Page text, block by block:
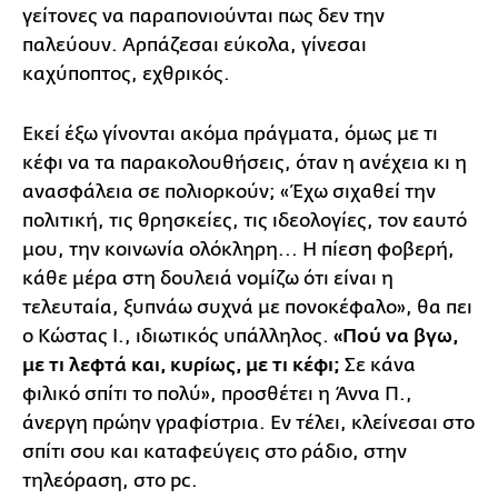
γείτονες να παραπονιούνται πως δεν την
παλεύουν. Αρπάζεσαι εύκολα, γίνεσαι
καχύποπτος, εχθρικός.
Εκεί έξω γίνονται ακόμα πράγματα, όμως με τι
κέφι να τα παρακολουθήσεις, όταν η ανέχεια κι η
ανασφάλεια σε πολιορκούν; «Έχω σιχαθεί την
πολιτική, τις θρησκείες, τις ιδεολογίες, τον εαυτό
μου, την κοινωνία ολόκληρη... Η πίεση φοβερή,
κάθε μέρα στη δουλειά νομίζω ότι είναι η
τελευταία, ξυπνάω συχνά με πονοκέφαλο», θα πει
ο Κώστας Ι., ιδιωτικός υπάλληλος. «Πού να βγω,
με τι λεφτά και, κυρίως, με τι κέφι; Σε κάνα
φιλικό σπίτι το πολύ», προσθέτει η Άννα Π.,
άνεργη πρώην γραφίστρια. Εν τέλει, κλείνεσαι στο
σπίτι σου και καταφεύγεις στο ράδιο, στην
τηλεόραση, στο pc.